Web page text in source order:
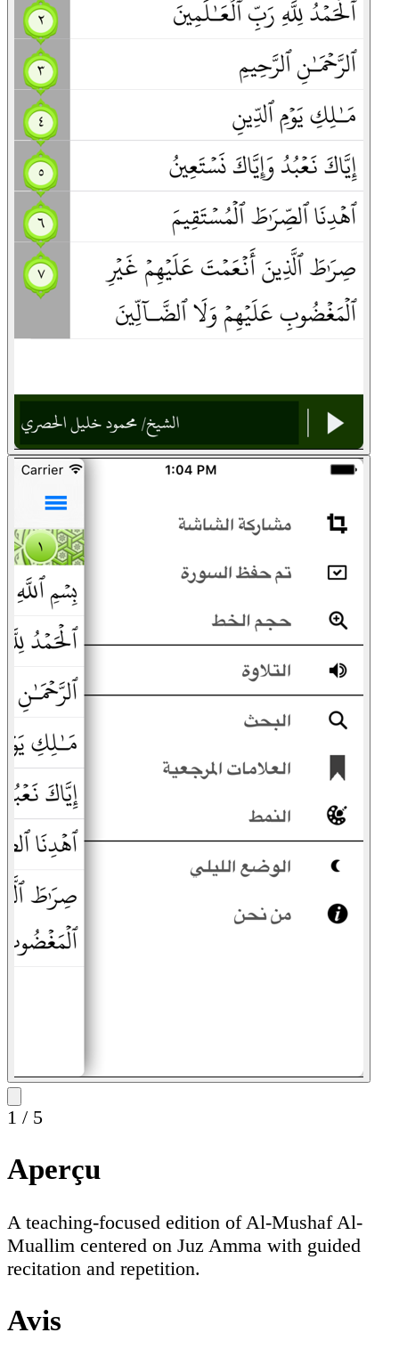
1 / 5
Aperçu
A teaching-focused edition of Al-Mushaf Al-
Muallim centered on Juz Amma with guided
recitation and repetition.
Avis